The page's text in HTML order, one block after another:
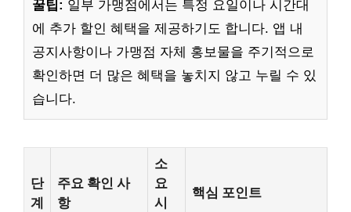
꿀팁: 일부 가맹점에서는 특정 요일이나 시간대
에 추가 할인 혜택을 제공하기도 합니다. 앱 내
공지사항이나 가맹점 자체 홍보물을 주기적으로
확인하면 더 많은 혜택을 놓치지 않고 누릴 수 있
습니다.
단
계
주요 확인 사
항
소
요
시
핵심 포인트